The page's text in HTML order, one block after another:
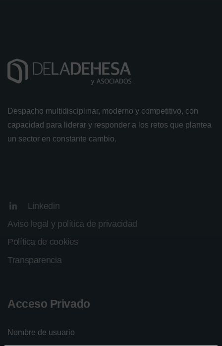
Despacho multidisciplinar, moderno y competitivo, con
capacidad para liderar y responder a los retos que plantea
un sector en constante cambio.
Linkedin
Aviso legal y política de privacidad
Política de cookies
Transparencia
Acceso Privado
Nombre de usuario